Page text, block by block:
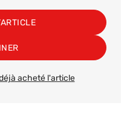
acheté l'article